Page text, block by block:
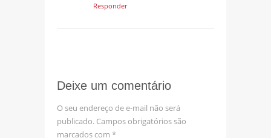
Responder
Deixe um comentário
O seu endereço de e-mail não será
publicado. Campos obrigatórios são
marcados com *